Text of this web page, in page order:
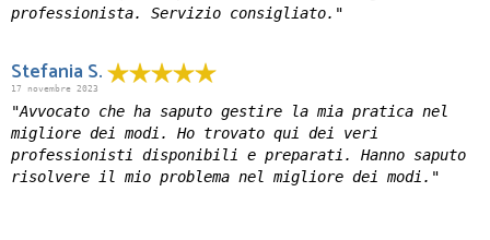
professionista. Servizio consigliato."
Stefania S.
17 novembre 2023
"Avvocato che ha saputo gestire la mia pratica nel
migliore dei modi. Ho trovato qui dei veri
professionisti disponibili e preparati. Hanno saputo
risolvere il mio problema nel migliore dei modi."